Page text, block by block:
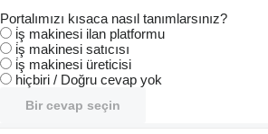
Portalımızı kısaca nasıl tanımlarsınız?
i̇ş makinesi ilan platformu
i̇ş makinesi satıcısı
i̇ş makinesi üreticisi
hiçbiri / Doğru cevap yok
Bir cevap seçin